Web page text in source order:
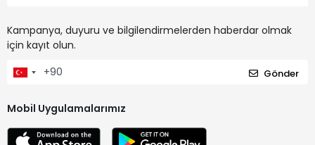
Kampanya, duyuru ve bilgilendirmelerden haberdar olmak
için kayıt olun.
Gönder
Mobil Uygulamalarımız